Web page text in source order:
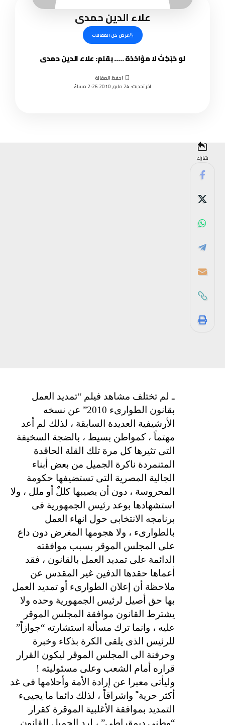
علاء الدين حمدى
عرض كل المقالات
لو حَبَكِتْ لا مؤاخذة ….. بقلم: علاء الدين حمدى
اخر تحديث: 24 مايو, 2010 2:26 مساءً
شارك
ـ لم تختلف مشاهد فيلم “تمديد العمل
بقانون الطوارىء 2010” عن نسخه
الأرشيفية العديدة السابقة ، لذلك لم أعد
مهتماً ، كمواطن بسيط ، بالضجة السخيفة
التى تثيرها كل مرة تلك القلة الحاقدة
المتنمردة ناكرة الجميل من بعض أبناء
الجالية المصرية التى تستضيفها حكومة
المحروسة ، دون أن يصيبها كللٌ أو ملل ، ولا
استشهادها بوعد رئيس الجمهورية فى
برنامجه الانتخابى حول انهاء العمل
بالطوارىء ، ولا هجومها المغرض دون داع
على المجلس الموقر بسبب موافقته
الدائمة على تمديد العمل بالقانون ، فقد
أعماها حقدها الدفين غير المقدس عن
ملاحظة أن إعلان الطوارىء أو تمديد العمل
بها حق أصيل لرئيس الجمهورية وحده ولا
يشترط القانون موافقة المجلس الموقر
عليه ، وانما ترك مسألة استشارته “جوازاً”
للرئيس الذى يلقى الكرة بذكاء وخبرة
وحرفنة الى المجلس الموقر ليكون القرار
قراره أمام الشعب وعلى مسئوليته !
وليأتى معبرا عن إرادة الأمة وأحلامها فى غد
أكثر حرية ً واشراقاً ، لذلك دائما ما يجيىء
التمديد بموافقة الأغلبية الموقرة كقرار
“وطنى ديمقراطى” ، لرد الجميل للقانون